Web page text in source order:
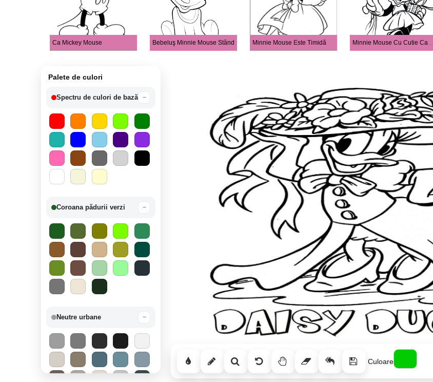
Ca Mickey Mouse Bebeluş Minnie Mouse Stând Minnie Mouse Este Timidă Minnie Mouse Cu Cutie Cadou și Baloane De Crăciun
Palete de culori
Spectru de culori de bază −
Coroana pădurii verzi −
Neutre urbane −
Culoare